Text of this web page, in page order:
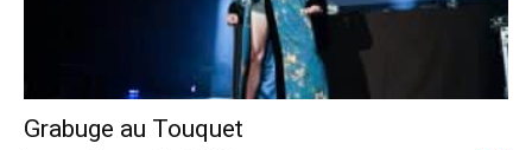
Grabuge au Touquet